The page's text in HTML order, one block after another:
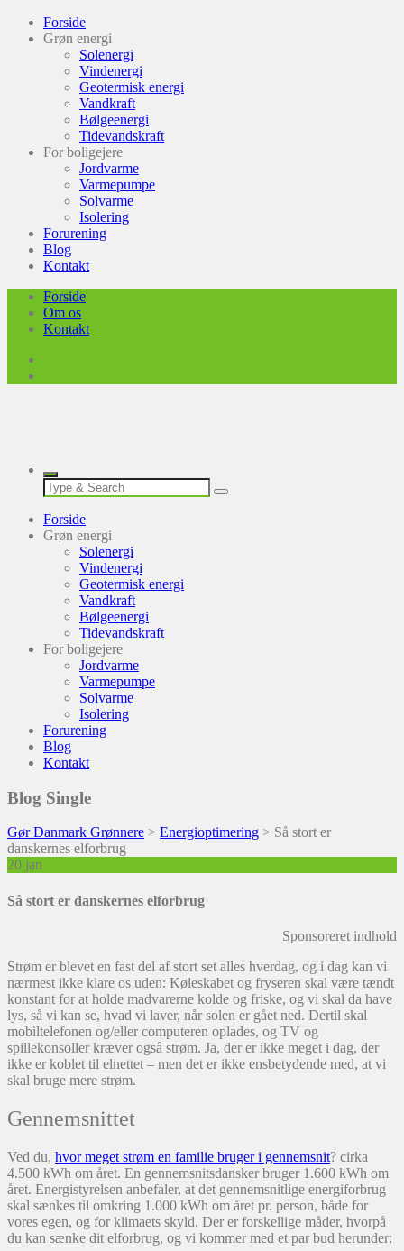
Forside
Grøn energi
Solenergi
Vindenergi
Geotermisk energi
Vandkraft
Bølgeenergi
Tidevandskraft
For boligejere
Jordvarme
Varmepumpe
Solvarme
Isolering
Forurening
Blog
Kontakt
Forside
Om os
Kontakt
Forside
Grøn energi
Solenergi
Vindenergi
Geotermisk energi
Vandkraft
Bølgeenergi
Tidevandskraft
For boligejere
Jordvarme
Varmepumpe
Solvarme
Isolering
Forurening
Blog
Kontakt
Blog Single
Gør Danmark Grønnere > Energioptimering > Så stort er
danskernes elforbrug
20 jan
Så stort er danskernes elforbrug
Sponsoreret indhold
Strøm er blevet en fast del af stort set alles hverdag, og i dag kan vi
nærmest ikke klare os uden: Køleskabet og fryseren skal være tændt
konstant for at holde madvarerne kolde og friske, og vi skal da have
lys, så vi kan se, hvad vi laver, når solen er gået ned. Dertil skal
mobiltelefonen og/eller computeren oplades, og TV og
spillekonsoller kræver også strøm. Ja, der er ikke meget i dag, der
ikke er koblet til elnettet – men det er ikke ensbetydende med, at vi
skal bruge mere strøm.
Gennemsnittet
Ved du, hvor meget strøm en familie bruger i gennemsnit? cirka
4.500 kWh om året. En gennemsnitsdansker bruger 1.600 kWh om
året. Energistyrelsen anbefaler, at det gennemsnitlige energiforbrug
skal sænkes til omkring 1.000 kWh om året pr. person, både for
vores egen, og for klimaets skyld. Der er forskellige måder, hvorpå
du kan sænke dit elforbrug, og vi kommer med et par bud herunder: